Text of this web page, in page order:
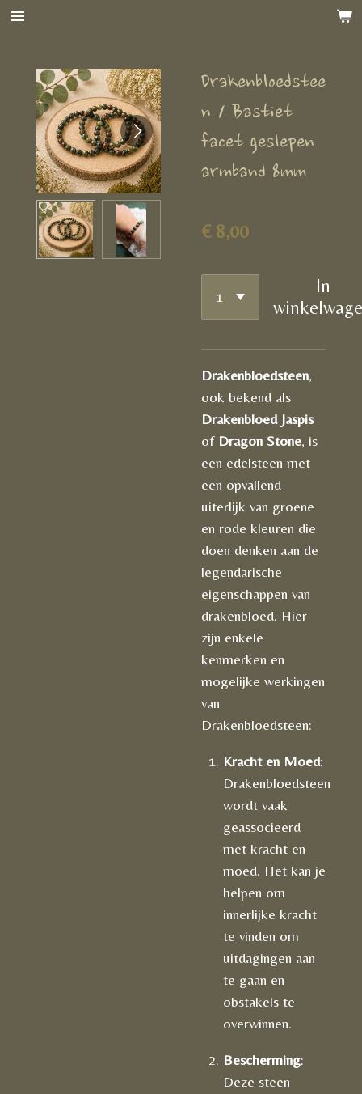
Ga
hoofdinhoud
Drakenbloedstee
n / Bastiet
facet geslepen
armband 8mm
€ 8,00
In
Drakenbloedsteen,
ook bekend als
Drakenbloed Jaspis
of Dragon Stone, is
een edelsteen met
een opvallend
uiterlijk van groene
en rode kleuren die
doen denken aan de
legendarische
eigenschappen van
drakenbloed. Hier
zijn enkele
kenmerken en
mogelijke werkingen
van
Drakenbloedsteen:
Kracht en Moed:
Drakenbloedsteen
wordt vaak
geassocieerd
met kracht en
moed. Het kan je
helpen om
innerlijke kracht
te vinden om
uitdagingen aan
te gaan en
obstakels te
overwinnen.
Bescherming:
Deze steen